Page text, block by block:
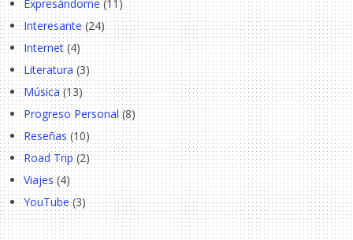
Expresándome (11)
Interesante(24)
Internet (4)
Literatura(3)
Música (13)
Progreso Personal (8)
Reseñas(10)
Road Trip(2)
Viajes(4)
YouTube(3)